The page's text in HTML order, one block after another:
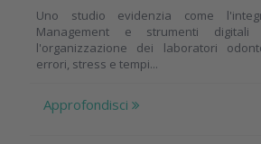
Uno studio evidenzia come
Management e strumenti digitali
l'organizzazione dei laboratori
errori, stress e tempi...
Approfondisci